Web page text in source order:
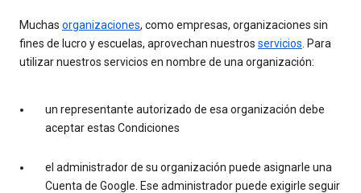
Muchas organizaciones, como empresas, organizaciones sin
fines de lucro y escuelas, aprovechan nuestros servicios . Para
utilizar nuestros servicios en nombre de una organización:
un representante autorizado de esa organización debe
aceptar estas Condiciones
el administrador de su organización puede asignarle una
Cuenta de Google. Ese administrador puede exigirle seguir